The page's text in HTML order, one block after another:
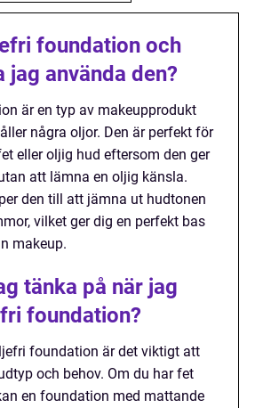
foundation och
jag använda den?
är en typ av makeupprodukt
några oljor. Den är perfekt för
eller oljig hud eftersom den ger
att lämna en oljig känsla.
den till att jämna ut hudtonen
vilket ger dig en perfekt bas
makeup.
tänka på när jag
foundation?
foundation är det viktigt att
och behov. Om du har fet
en foundation med mattande